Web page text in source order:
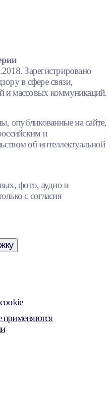
Зарегистрировано
в сфере связи,
и массовых коммуникаций.
опубликованные на сайте,
и
об интеллектуальной
фото, аудио и
с согласия
применяются